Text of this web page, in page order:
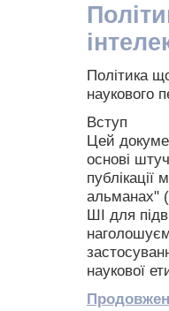
Політика
наукового
Вступ
Цей
основі
публікації
альманах"
ШІ для
наукової